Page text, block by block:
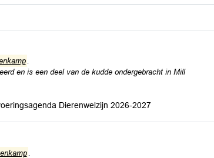
.
en is een deel van de kudde ondergebracht in Mill
Dierenwelzijn 2026-2027
.